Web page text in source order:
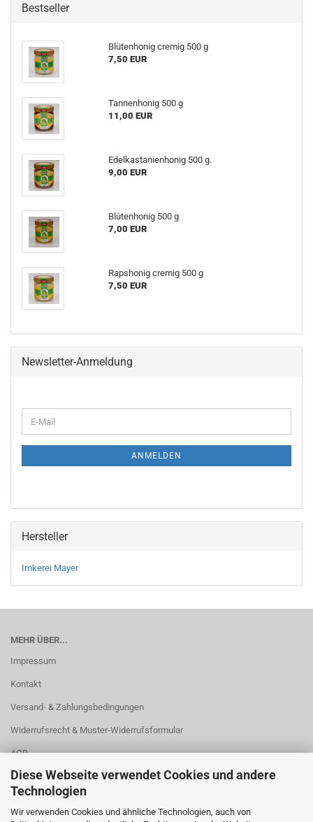
Diese Webseite verwendet Cookies und andere
Technologien
Wir verwenden Cookies und ähnliche Technologien, auch von
Bestseller
Blütenhonig cremig 500 g
7,50 EUR
Tannenhonig 500 g
11,00 EUR
Edelkastanienhonig 500 g.
9,00 EUR
Blütenhonig 500 g
7,00 EUR
Rapshonig cremig 500 g
7,50 EUR
Newsletter-Anmeldung
ZUR
E-
Mail
ANMELDEN
Hersteller
Imkerei Mayer
MEHR ÜBER...
Impressum
Kontakt
Versand- & Zahlungsbedingungen
Widerrufsrecht & Muster-Widerrufsformular
AGB
Privatsphäre und Datenschutz
Callback Service